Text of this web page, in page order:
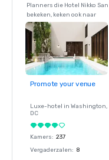
Planners die Hotel Nikko
bekeken, keken ook naar
Promote your venue
Luxe-hotel in Washington,
DC
Kamers: 237
Vergaderzalen: 8